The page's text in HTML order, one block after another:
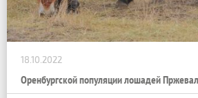
18.10.2022
Оренбургской популяции лошадей